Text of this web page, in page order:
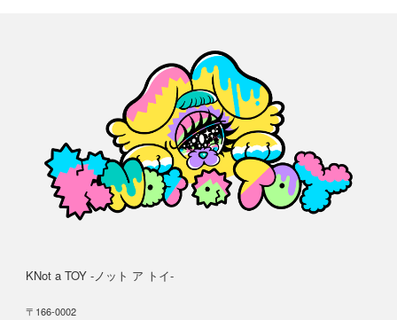
KNot a TOY -ノット ア トイ-
〒166-0002